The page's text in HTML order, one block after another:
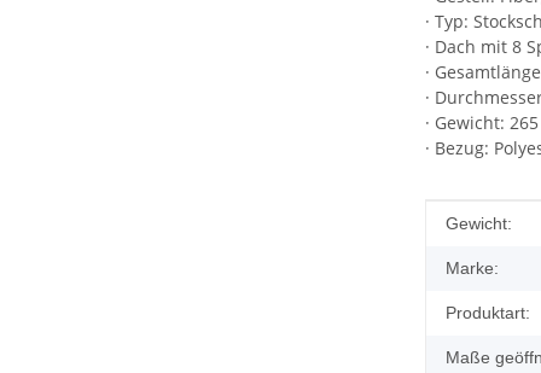
· Typ:
· Dach mit 8
·
·
· Gewicht:
· Bezug:
Wert
Gewicht:
Marke:
Produktart:
Maße